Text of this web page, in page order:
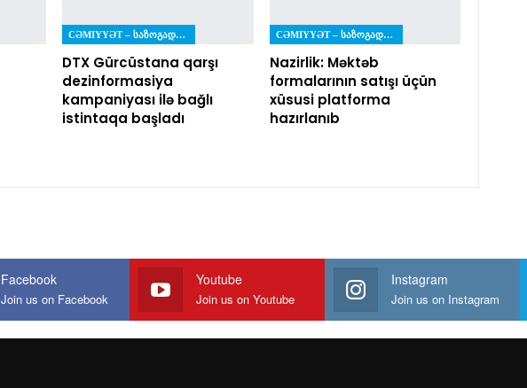
CƏMIYYƏT – ᲡᲐᲖᲝᲒᲐᲓᲝᲔᲑᲐ
DTX Gürcüstana qarşı
dezinformasiya
kampaniyası ilə bağlı
istintaqa başladı
CƏMIYYƏT – ᲡᲐᲖᲝᲒᲐᲓᲝᲔᲑᲐ
Nazirlik: Məktəb
formalarının satışı üçün
xüsusi platforma
hazırlanıb
Facebook
Join us on Facebook
Youtube
Join us on Youtube
Instagram
Join us on Instagram